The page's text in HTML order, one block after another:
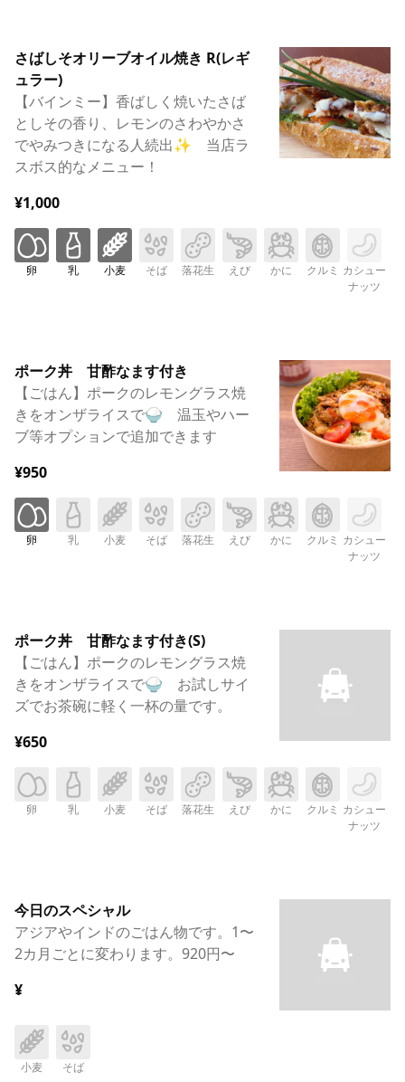
さばしそオリーブオイル焼き R(レギ
ュラー)
【バインミー】香ばしく焼いたさば
としその香り、レモンのさわやかさ
でやみつきになる人続出✨ 当店ラ
スボス的なメニュー！
¥1,000
卵 乳 小麦 そば 落花生 えび かに クルミ カシュー
ナッツ
ポーク丼 甘酢なます付き
【ごはん】ポークのレモングラス焼
きをオンザライスで🍚 温玉やハー
ブ等オプションで追加できます
¥950
卵 乳 小麦 そば 落花生 えび かに クルミ カシュー
ナッツ
ポーク丼 甘酢なます付き(S)
【ごはん】ポークのレモングラス焼
きをオンザライスで🍚 お試しサイ
ズでお茶碗に軽く一杯の量です。
¥650
卵 乳 小麦 そば 落花生 えび かに クルミ カシュー
ナッツ
今日のスペシャル
アジアやインドのごはん物です。1〜
2カ月ごとに変わります。920円〜
¥
小麦 そば